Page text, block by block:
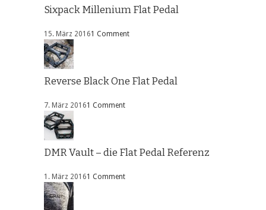
Sixpack Millenium Flat Pedal
15. März 20161 Comment
Reverse Black One Flat Pedal
7. März 20161 Comment
DMR Vault – die Flat Pedal Referenz
1. März 20161 Comment